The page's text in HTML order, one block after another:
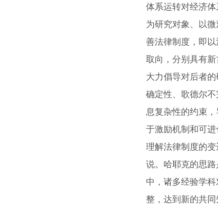
体系运转对经济
为研究对象、以
善法律制度，即
取向，分别具有
大力倡导对后者
确定性、歌德尔
息复杂性的约束
于激励机制和可
理解法律制度的
说。哈耶克的思
中，诸多经验学
整，达到新的共